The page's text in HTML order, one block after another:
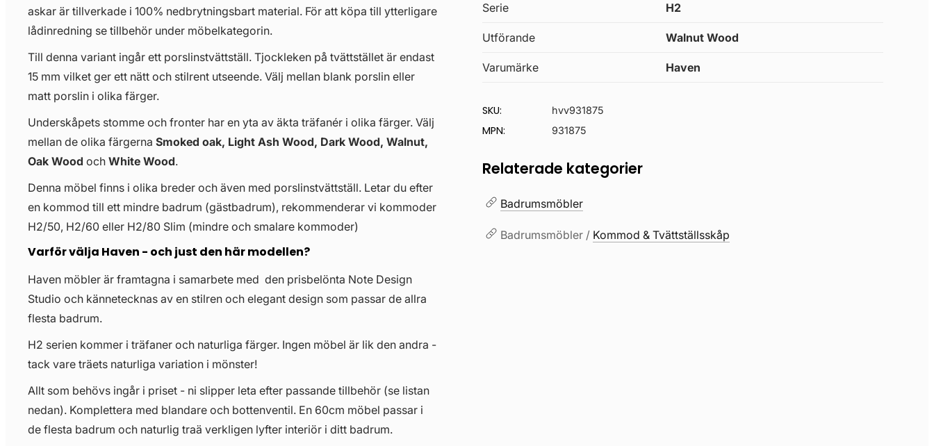
askar är tillverkade i 100% nedbrytningsbart material. För att köpa till ytterligare
lådinredning se tillbehör under möbelkategorin.
Till denna variant ingår ett porslinstvättställ. Tjockleken på tvättstället är endast
15 mm vilket ger ett nätt och stilrent utseende. Välj mellan blank porslin eller
matt porslin i olika färger.
Underskåpets stomme och fronter har en yta av äkta träfanér i olika färger. Välj
mellan de olika färgerna Smoked oak, Light Ash Wood, Dark Wood, Walnut,
Oak Wood och White Wood.
Denna möbel finns i olika breder och även med porslinstvättställ. Letar du efter
en kommod till ett mindre badrum (gästbadrum), rekommenderar vi kommoder
H2/50, H2/60 eller H2/80 Slim (mindre och smalare kommoder)
Varför välja Haven - och just den här modellen?
Haven möbler är framtagna i samarbete med den prisbelönta Note Design
Studio och kännetecknas av en stilren och elegant design som passar de allra
flesta badrum.
H2 serien kommer i träfaner och naturliga färger. Ingen möbel är lik den andra -
tack vare träets naturliga variation i mönster!
Allt som behövs ingår i priset - ni slipper leta efter passande tillbehör (se listan
nedan). Komplettera med blandare och bottenventil. En 60cm möbel passar i
de flesta badrum och naturlig traä verkligen lyfter interiör i ditt badrum.
Serie H2
Utförande Walnut Wood
Varumärke Haven
SKU: hvv931875
MPN: 931875
Relaterade kategorier
Badrumsmöbler
Badrumsmöbler / Kommod & Tvättställsskåp